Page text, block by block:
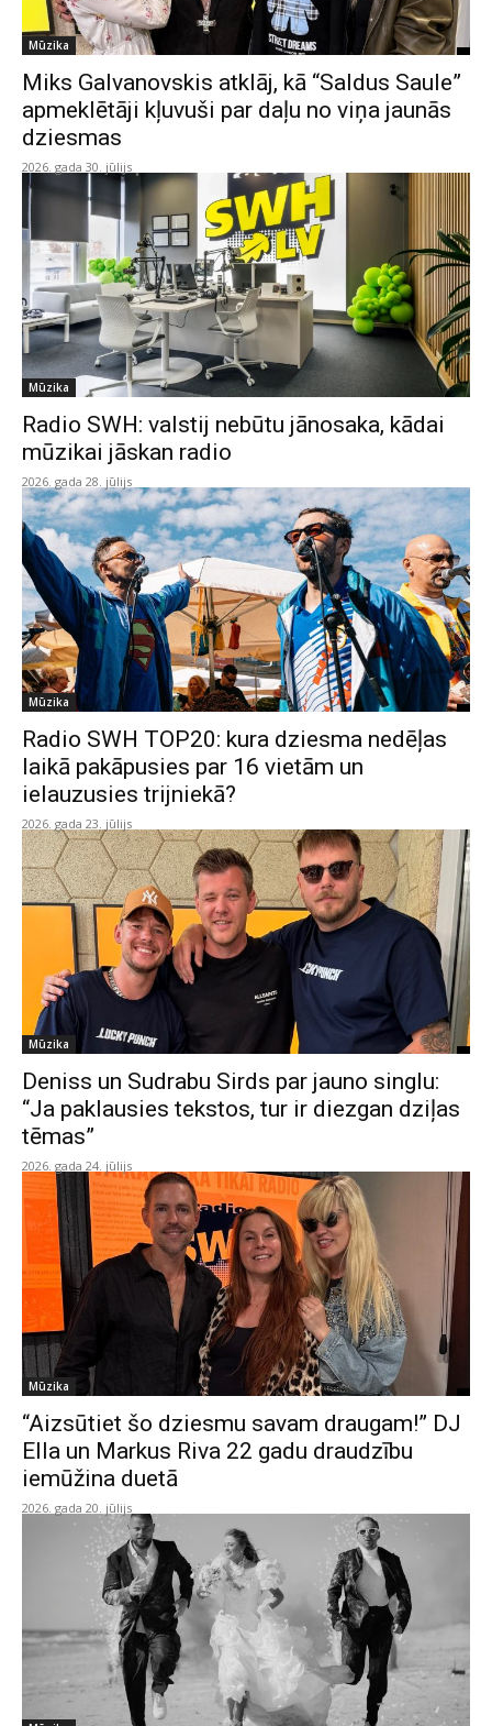
Mūzika
Miks Galvanovskis atklāj, kā “Saldus Saule”
apmeklētāji kļuvuši par daļu no viņa jaunās
dziesmas
2026. gada 30. jūlijs
Mūzika
Radio SWH: valstij nebūtu jānosaka, kādai
mūzikai jāskan radio
2026. gada 28. jūlijs
Mūzika
Radio SWH TOP20: kura dziesma nedēļas
laikā pakāpusies par 16 vietām un
ielauzusies trijniekā?
2026. gada 23. jūlijs
Mūzika
Deniss un Sudrabu Sirds par jauno singlu:
“Ja paklausies tekstos, tur ir diezgan dziļas
tēmas”
2026. gada 24. jūlijs
Mūzika
“Aizsūtiet šo dziesmu savam draugam!” DJ
Ella un Markus Riva 22 gadu draudzību
iemūžina duetā
2026. gada 20. jūlijs